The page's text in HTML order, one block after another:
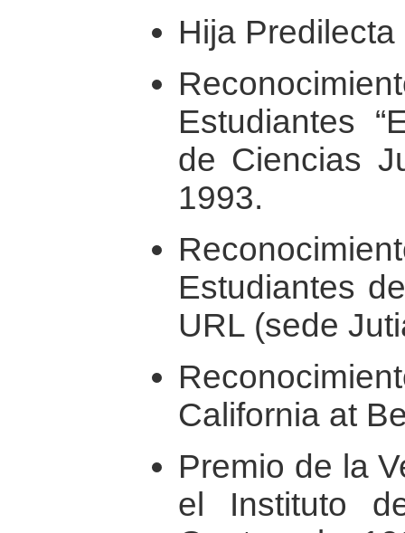
Hija
Estudiantes
de Ciencias
1993.
Estudiantes
URL (sede
California at
Premio de la
el Instituto